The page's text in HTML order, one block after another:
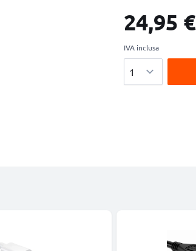
24,95 €
IVA inclusa